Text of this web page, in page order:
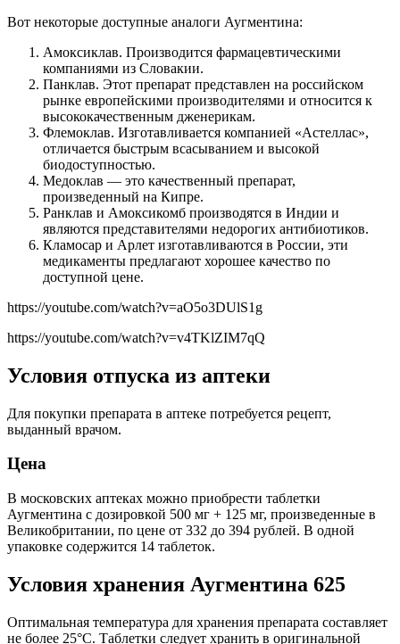
Вот некоторые доступные аналоги Аугментина:
Амоксиклав. Производится фармацевтическими
компаниями из Словакии.
Панклав. Этот препарат представлен на российском
рынке европейскими производителями и относится к
высококачественным дженерикам.
Флемоклав. Изготавливается компанией «Астеллас»,
отличается быстрым всасыванием и высокой
биодоступностью.
Медоклав — это качественный препарат,
произведенный на Кипре.
Ранклав и Амоксикомб производятся в Индии и
являются представителями недорогих антибиотиков.
Кламосар и Арлет изготавливаются в России, эти
медикаменты предлагают хорошее качество по
доступной цене.
https://youtube.com/watch?v=aO5o3DUlS1g
https://youtube.com/watch?v=v4TKlZIM7qQ
Условия отпуска из аптеки
Для покупки препарата в аптеке потребуется рецепт,
выданный врачом.
Цена
В московских аптеках можно приобрести таблетки
Аугментина с дозировкой 500 мг + 125 мг, произведенные в
Великобритании, по цене от 332 до 394 рублей. В одной
упаковке содержится 14 таблеток.
Условия хранения Аугментина 625
Оптимальная температура для хранения препарата составляет
не более 25°С. Таблетки следует хранить в оригинальной